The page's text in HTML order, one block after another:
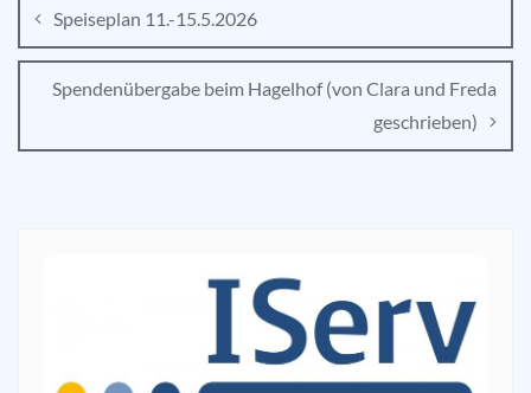
Speiseplan 11.-15.5.2026
Spendenübergabe beim Hagelhof (von Clara und Freda
geschrieben)